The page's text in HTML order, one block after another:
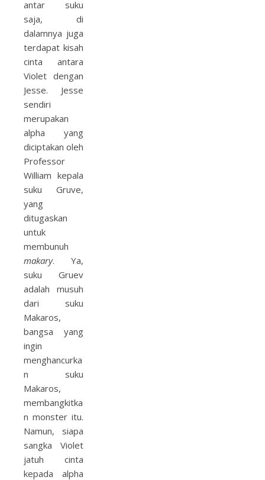
antar suku
saja, di
dalamnya juga
terdapat kisah
cinta antara
Violet dengan
Jesse. Jesse
sendiri
merupakan
alpha yang
diciptakan oleh
Professor
William kepala
suku Gruve,
yang
ditugaskan
untuk
membunuh
makary. Ya,
suku Gruev
adalah musuh
dari suku
Makaros,
bangsa yang
ingin
menghancurka
n suku
Makaros,
membangkitka
n monster itu.
Namun, siapa
sangka Violet
jatuh cinta
kepada alpha